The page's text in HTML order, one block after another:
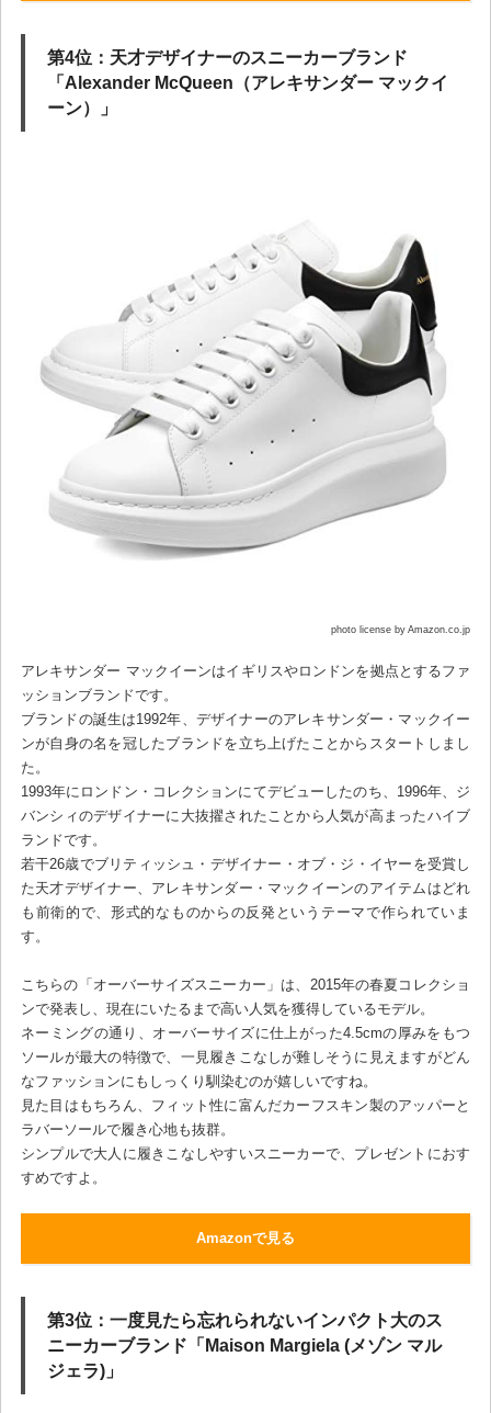
第4位：天才デザイナーのスニーカーブランド
「Alexander McQueen（アレキサンダー マックイ
ーン）」
photo license by Amazon.co.jp
アレキサンダー マックイーンはイギリスやロンドンを拠点とするファ
ッションブランドです。
ブランドの誕生は1992年、デザイナーのアレキサンダー・マックイー
ンが自身の名を冠したブランドを立ち上げたことからスタートしまし
た。
1993年にロンドン・コレクションにてデビューしたのち、1996年、ジ
バンシィのデザイナーに大抜擢されたことから人気が高まったハイブ
ランドです。
若干26歳でブリティッシュ・デザイナー・オブ・ジ・イヤーを受賞し
た天才デザイナー、アレキサンダー・マックイーンのアイテムはどれ
も前衛的で、形式的なものからの反発というテーマで作られていま
す。
こちらの「オーバーサイズスニーカー」は、2015年の春夏コレクショ
ンで発表し、現在にいたるまで高い人気を獲得しているモデル。
ネーミングの通り、オーバーサイズに仕上がった4.5cmの厚みをもつ
ソールが最大の特徴で、一見履きこなしが難しそうに見えますがどん
なファッションにもしっくり馴染むのが嬉しいですね。
見た目はもちろん、フィット性に富んだカーフスキン製のアッパーと
ラバーソールで履き心地も抜群。
シンプルで大人に履きこなしやすいスニーカーで、プレゼントにおす
すめですよ。
Amazonで見る
第3位：一度見たら忘れられないインパクト大のス
ニーカーブランド「Maison Margiela (メゾン マル
ジェラ)」